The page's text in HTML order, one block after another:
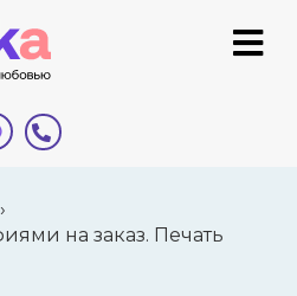
›
на заказ. Печать